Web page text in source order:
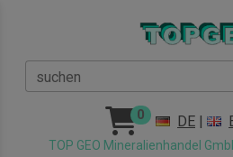
suchen
0 DE |
TOP GEO Mineralienhandel